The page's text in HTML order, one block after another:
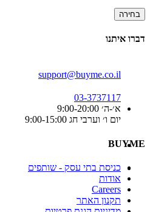
בחירה
דברו איתנו
support@buyme.co.il
03-3737117
א׳-ה׳ 9:00-20:00
יום ו׳ וערבי חג 9:00-15:00
BUYME
כניסת בתי עסק - שותפים
אודות
Careers
תקנון האתר